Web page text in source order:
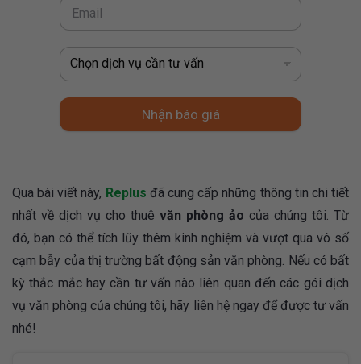
Nhận báo giá
Qua bài viết này, Replus đã cung cấp những thông tin chi tiết
nhất về dịch vụ cho thuê văn phòng ảo của chúng tôi. Từ
đó, bạn có thể tích lũy thêm kinh nghiệm và vượt qua vô số
cạm bẫy của thị trường bất động sản văn phòng. Nếu có bất
kỳ thắc mắc hay cần tư vấn nào liên quan đến các gói dịch
vụ văn phòng của chúng tôi, hãy liên hệ ngay để được tư vấn
nhé!